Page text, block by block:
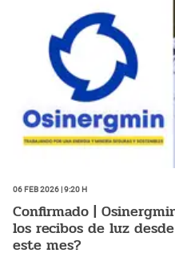
06 Feb 2026 | 9:20 h
Confirmado |
los recibos de luz
este mes?